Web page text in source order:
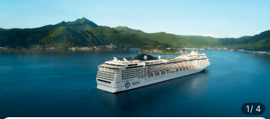
1/ 4